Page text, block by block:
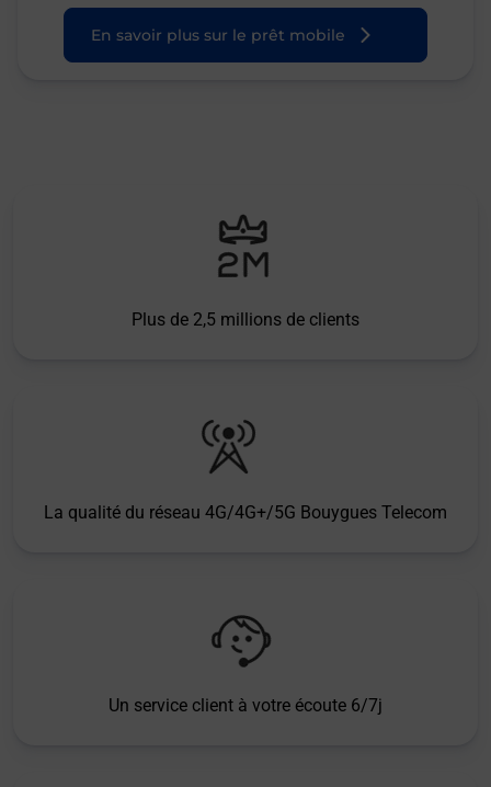
En savoir plus sur le prêt mobile
Plus de 2,5 millions de clients
La qualité du réseau 4G/4G+/5G Bouygues Telecom
Un service client à votre écoute 6/7j